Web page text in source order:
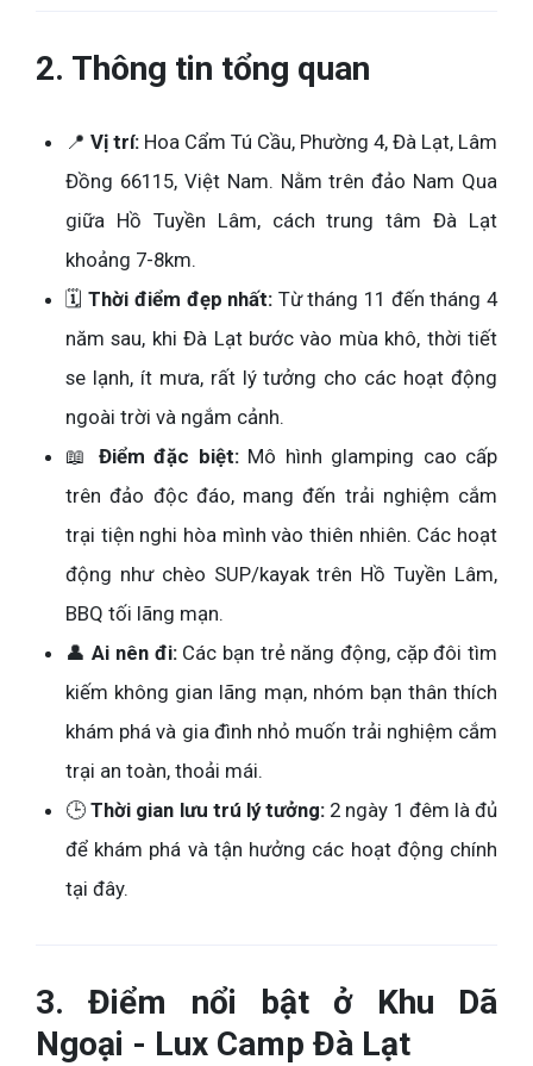
2. Thông tin tổng quan
📍 Vị trí: Hoa Cẩm Tú Cầu, Phường 4, Đà Lạt, Lâm
Đồng 66115, Việt Nam. Nằm trên đảo Nam Qua
giữa Hồ Tuyền Lâm, cách trung tâm Đà Lạt
khoảng 7-8km.
🗓️Thời điểm đẹp nhất: Từ tháng 11 đến tháng 4
năm sau, khi Đà Lạt bước vào mùa khô, thời tiết
se lạnh, ít mưa, rất lý tưởng cho các hoạt động
ngoài trời và ngắm cảnh.
📖 Điểm đặc biệt:Mô hình glamping cao cấp
trên đảo độc đáo, mang đến trải nghiệm cắm
trại tiện nghi hòa mình vào thiên nhiên. Các hoạt
động như chèo SUP/kayak trên Hồ Tuyền Lâm,
BBQ tối lãng mạn.
👤Ai nên đi:Các bạn trẻ năng động, cặp đôi tìm
kiếm không gian lãng mạn, nhóm bạn thân thích
khám phá và gia đình nhỏ muốn trải nghiệm cắm
trại an toàn, thoải mái.
🕒Thời gian lưu trú lý tưởng: 2 ngày 1 đêm là đủ
để khám phá và tận hưởng các hoạt động chính
tại đây.
3. Điểm nổi bật ở Khu Dã
Ngoại - Lux Camp Đà Lạt